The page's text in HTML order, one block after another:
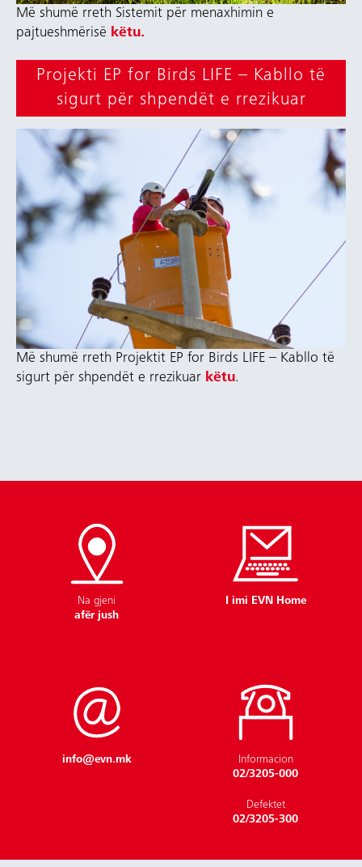
Më shumë rreth Sistemit për menaxhimin e
pajtueshmërisë këtu.
Projekti EP for Birds LIFE – Kabllo të
sigurt për shpendët e rrezikuar
Më shumë rreth Projektit ЕP for Birds LIFE – Kabllo të
sigurt për shpendët e rrezikuar këtu.
Na gjeni
afër jush
I imi EVN Home
info@evn.mk
Informacion
02/3205-000
Defektet
02/3205-300